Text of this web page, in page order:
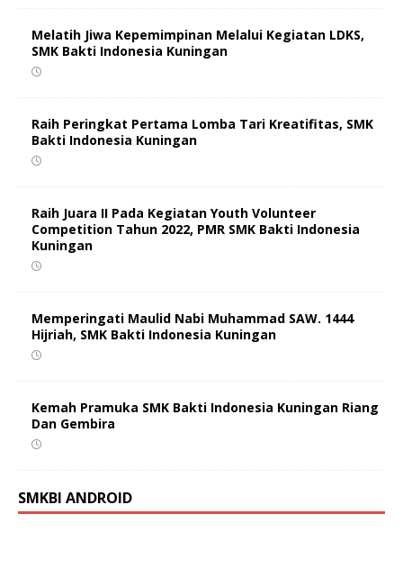
Melatih Jiwa Kepemimpinan Melalui Kegiatan LDKS,
SMK Bakti Indonesia Kuningan
Raih Peringkat Pertama Lomba Tari Kreatifitas, SMK
Bakti Indonesia Kuningan
Raih Juara II Pada Kegiatan Youth Volunteer
Competition Tahun 2022, PMR SMK Bakti Indonesia
Kuningan
Memperingati Maulid Nabi Muhammad SAW. 1444
Hijriah, SMK Bakti Indonesia Kuningan
Kemah Pramuka SMK Bakti Indonesia Kuningan Riang
Dan Gembira
SMKBI ANDROID